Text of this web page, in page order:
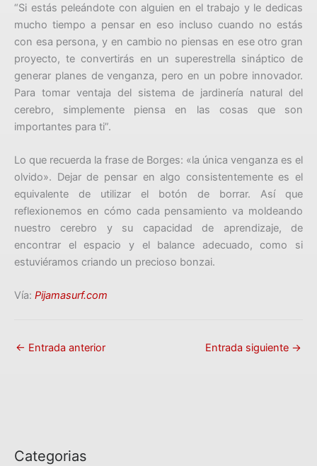
“Si estás peleándote con alguien en el trabajo y le dedicas
mucho tiempo a pensar en eso incluso cuando no estás
con esa persona, y en cambio no piensas en ese otro gran
proyecto, te convertirás en un superestrella sináptico de
generar planes de venganza, pero en un pobre innovador.
Para tomar ventaja del sistema de jardinería natural del
cerebro, simplemente piensa en las cosas que son
importantes para ti”.
Lo que recuerda la frase de Borges: «la única venganza es el
olvido». Dejar de pensar en algo consistentemente es el
equivalente de utilizar el botón de borrar. Así que
reflexionemos en cómo cada pensamiento va moldeando
nuestro cerebro y su capacidad de aprendizaje, de
encontrar el espacio y el balance adecuado, como si
estuviéramos criando un precioso bonzai.
Vía: Pijamasurf.com
← Entrada anterior Entrada siguiente →
Categorias
C